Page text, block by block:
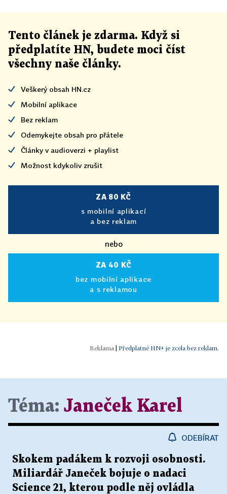
Tento článek je zdarma. Když si
předplatíte HN, budete moci číst
všechny naše články.
Veškerý obsah HN.cz
Mobilní aplikace
Bez reklam
Odemykejte obsah pro přátele
Články v audioverzi + playlist
Možnost kdykoliv zrušit
ZA 80 KČ
s mobilní aplikací
a bez reklam
nebo
ZA 40 KČ
bez mobilní aplikace
a s reklamou
Předplatné HN+ je zcela bez reklam.
Téma: Janeček Karel
ODEBÍRAT
Skokem padákem k rozvoji osobnosti.
Miliardář Janeček bojuje o nadaci
Science 21, kterou podle něj ovládla